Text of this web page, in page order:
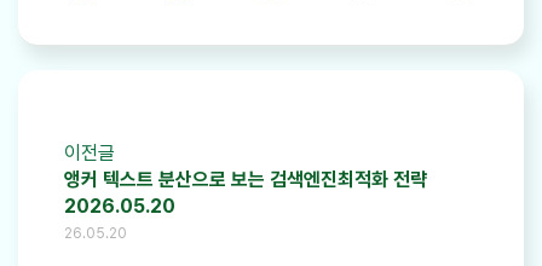
이전글
앵커 텍스트 분산으로 보는 검색엔진최적화 전략
2026.05.20
26.05.20